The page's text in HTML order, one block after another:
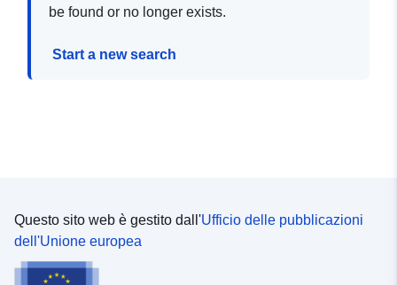
be found or no longer exists.
Start a new search
Questo sito web è gestito dall'Ufficio delle pubblicazioni
dell'Unione europea